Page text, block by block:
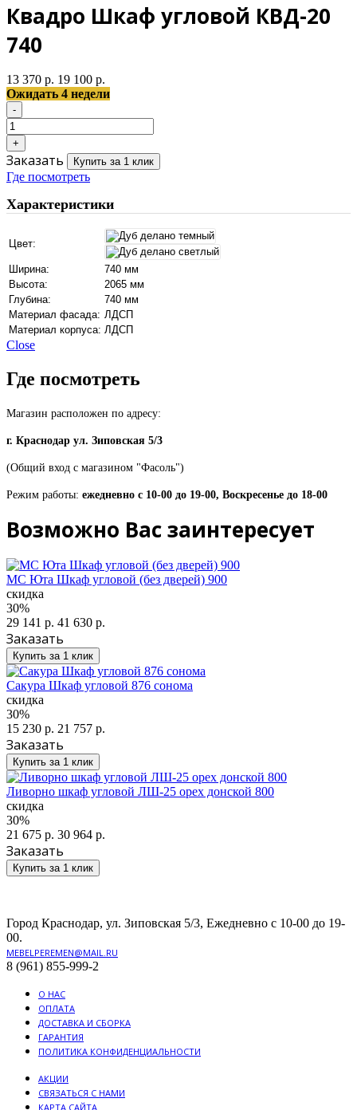
Квадро Шкаф угловой КВД-20
740
13 370 р. 19 100 р.
Ожидать 4 недели
Заказать Купить за 1 клик
Где посмотреть
Характеристики
Цвет:
Ширина:
740 мм
Высота:
2065 мм
Глубина:
740 мм
Материал фасада: ЛДСП
Материал корпуса: ЛДСП
Close
Где посмотреть
Магазин расположен по адресу:
г. Краснодар ул. Зиповская 5/3
(Общий вход с магазином "Фасоль")
Режим работы: ежедневно с 10-00 до 19-00, Воскресенье до 18-00
Возможно Вас заинтересует
МС Юта Шкаф угловой (без дверей) 900
скидка
30%
29 141 р. 41 630 р.
Заказать
Купить за 1 клик
Сакура Шкаф угловой 876 сонома
скидка
30%
15 230 р. 21 757 р.
Заказать
Купить за 1 клик
Ливорно шкаф угловой ЛШ-25 орех донской 800
скидка
30%
21 675 р. 30 964 р.
Заказать
Купить за 1 клик
Город Краснодар, ул. Зиповская 5/3, Ежедневно с 10-00 до 19-
00.
MEBELPEREMEN@MAIL.RU
8 (961) 855-999-2
О НАС
ОПЛАТА
ДОСТАВКА И СБОРКА
ГАРАНТИЯ
ПОЛИТИКА КОНФИДЕНЦИАЛЬНОСТИ
АКЦИИ
СВЯЗАТЬСЯ С НАМИ
КАРТА САЙТА